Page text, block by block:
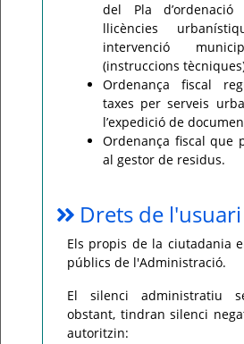
del Pla d’ordenació
llicències
intervenció
(instruccions
Ordenança fiscal
taxes per serveis
l’expedició de
Ordenança fiscal que
al gestor de residus.
Drets de l'usuari
Els propis de la ciutadania
públics de l'Administració.
El silenci administratiu
obstant, tindran silenci
autoritzin: